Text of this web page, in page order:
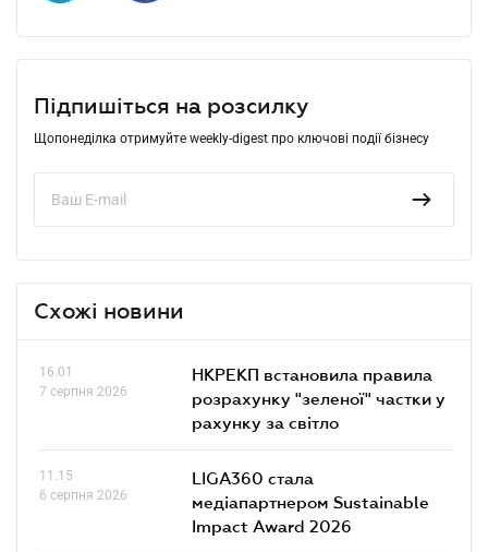
Підпишіться на розсилку
Щопонеділка отримуйте weekly-digest про ключові події бізнесу
Схожі новини
16.01
7 серпня 2026
НКРЕКП встановила правила
розрахунку "зеленої" частки у
рахунку за світло
11.15
6 серпня 2026
LIGA360 стала
медіапартнером Sustainable
Impact Award 2026